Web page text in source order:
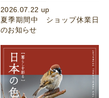
2026.07.22 up
夏季期間中 ショップ休業日
のお知らせ